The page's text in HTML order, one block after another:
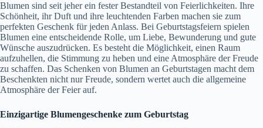
Blumen sind seit jeher ein fester Bestandteil von Feierlichkeiten. Ihre
Schönheit, ihr Duft und ihre leuchtenden Farben machen sie zum
perfekten Geschenk für jeden Anlass. Bei Geburtstagsfeiern spielen
Blumen eine entscheidende Rolle, um Liebe, Bewunderung und gute
Wünsche auszudrücken. Es besteht die Möglichkeit, einen Raum
aufzuhellen, die Stimmung zu heben und eine Atmosphäre der Freude
zu schaffen. Das Schenken von Blumen an Geburtstagen macht dem
Beschenkten nicht nur Freude, sondern wertet auch die allgemeine
Atmosphäre der Feier auf.
Einzigartige Blumengeschenke zum Geburtstag